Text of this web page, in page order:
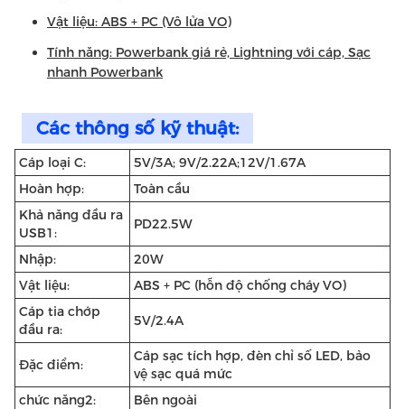
Vật liệu: ABS + PC (Vô lửa VO)
Tính năng: Powerbank giá rẻ, Lightning với cáp, Sạc
nhanh Powerbank
Các thông số kỹ thuật:
Cáp loại C:
5V/3A; 9V/2.22A;12V/1.67A
Hoàn hợp:
Toàn cầu
Khả năng đầu ra
USB1:
PD22.5W
Nhập:
20W
Vật liệu:
ABS + PC (hỗn độ chống cháy VO)
Cáp tia chớp
đầu ra:
5V/2.4A
Đặc điểm:
Cáp sạc tích hợp, đèn chỉ số LED, bảo
vệ sạc quá mức
chức năng2:
Bên ngoài